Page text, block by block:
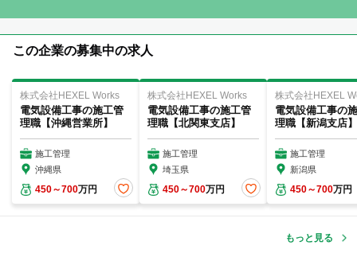
この企業の募集中の求人
株式会社HEXEL Works
電気設備工事の施工管
理職【沖縄営業所】
施工管理
沖縄県
450～700万円
株式会社HEXEL Works
電気設備工事の施工管
理職【北関東支店】
施工管理
埼玉県
450～700万円
株式会社HEXEL
電気設備工事の
理職【新潟支店】
施工管理
新潟県
450～700万円
もっと見る